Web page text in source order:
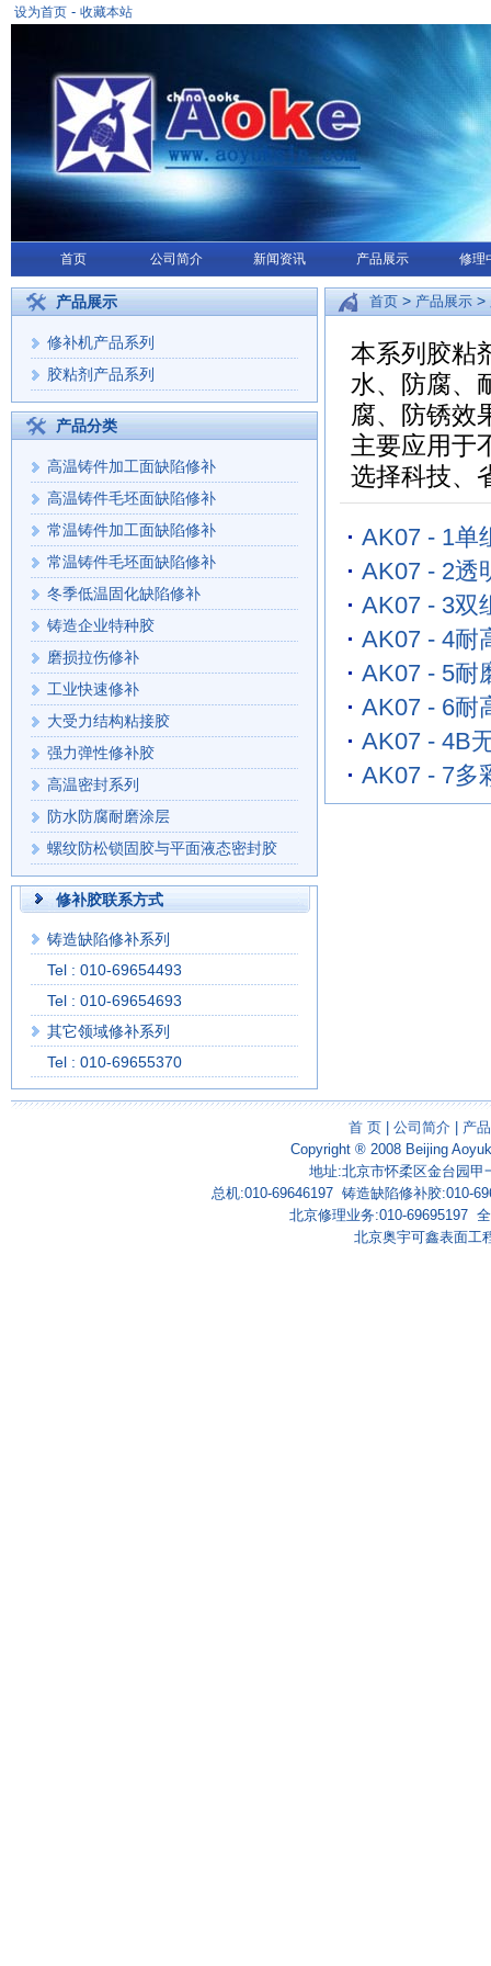
设为首页 - 收藏本站
首页 公司简介 新闻资讯 产品展示 修理
产品展示
修补机产品系列
胶粘剂产品系列
产品分类
高温铸件加工面缺陷修补
高温铸件毛坯面缺陷修补
常温铸件加工面缺陷修补
常温铸件毛坯面缺陷修补
冬季低温固化缺陷修补
铸造企业特种胶
磨损拉伤修补
工业快速修补
大受力结构粘接胶
强力弹性修补胶
高温密封系列
防水防腐耐磨涂层
螺纹防松锁固胶与平面液态密封胶
修补胶联系方式
铸造缺陷修补系列
Tel : 010-69654493
Tel : 010-69654693
其它领域修补系列
Tel : 010-69655370
首页 > 产品展示 >
本系列胶粘
水、防腐、
腐、防锈效
主要应用于
选择科技、
AK07 - 1单
AK07 - 2透
AK07 - 3双
AK07 - 4耐
AK07 - 5耐
AK07 - 6耐
AK07 - 4B
AK07 - 7多
首 页| 公司简介| 产
Copyright ® 2008 Beijing
地址:北京市怀柔区金台园
总机:010-69646197 铸造缺陷修补胶:010-
北京修理业务:010-69695197
北京奥宇可鑫表面工